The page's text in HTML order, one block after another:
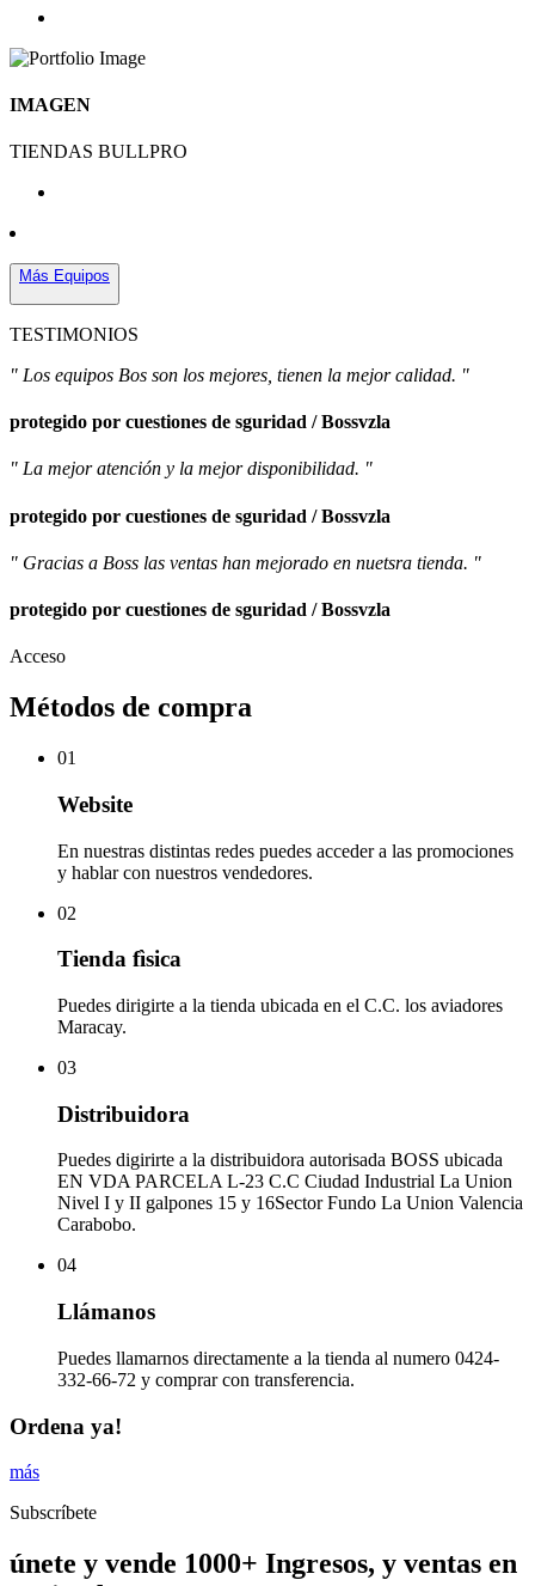
IMAGEN
TIENDAS BULLPRO
Más Equipos
TESTIMONIOS
" Los equipos Bos son los mejores, tienen la mejor calidad. "
protegido por cuestiones de sguridad / Bossvzla
" La mejor atención y la mejor disponibilidad. "
protegido por cuestiones de sguridad / Bossvzla
" Gracias a Boss las ventas han mejorado en nuetsra tienda. "
protegido por cuestiones de sguridad / Bossvzla
Acceso
Métodos de compra
01
Website
En nuestras distintas redes puedes acceder a las promociones
y hablar con nuestros vendedores.
02
Tienda fìsica
Puedes dirigirte a la tienda ubicada en el C.C. los aviadores
Maracay.
03
Distribuidora
Puedes digirirte a la distribuidora autorisada BOSS ubicada
EN VDA PARCELA L-23 C.C Ciudad Industrial La Union
Nivel I y II galpones 15 y 16Sector Fundo La Union Valencia
Carabobo.
04
Llámanos
Puedes llamarnos directamente a la tienda al numero 0424-
332-66-72 y comprar con transferencia.
Ordena ya!
más
Subscríbete
únete y vende 1000+ Ingresos, y ventas en